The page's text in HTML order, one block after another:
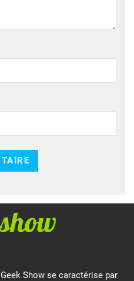
Show se caractérise par